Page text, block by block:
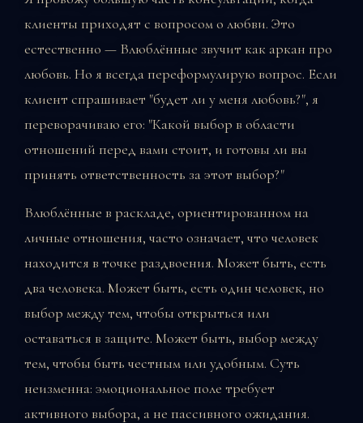
клиенты приходят с вопросом о любви. Это
естественно — Влюблённые звучит как аркан про
любовь. Но я всегда переформулирую вопрос. Если
клиент спрашивает "будет ли у меня любовь?", я
переворачиваю его: "Какой выбор в области
отношений перед вами стоит, и готовы ли вы
принять ответственность за этот выбор?"
Влюблённые в раскладе, ориентированном на
личные отношения, часто означает, что человек
находится в точке раздвоения. Может быть, есть
два человека. Может быть, есть один человек, но
выбор между тем, чтобы открыться или
оставаться в защите. Может быть, выбор между
тем, чтобы быть честным или удобным. Суть
неизменна: эмоциональное поле требует
активного выбора, а не пассивного ожидания.